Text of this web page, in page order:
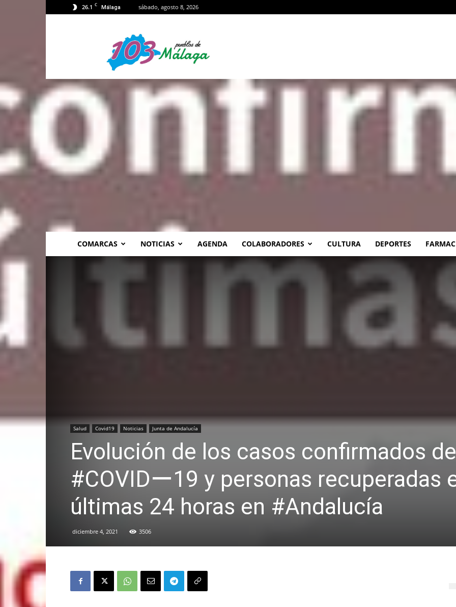
26.1 C Málaga sábado, agosto 8, 2026
Málaga
COMARCAS NOTICIAS AGENDA COLABORADORES CULTURA DEPORTES
Salud Covid19 Noticias Junta de Andalucía
Evolución de los casos confirmados de
#COVIDー19 y personas recuperadas
últimas 24 horas en #Andalucía
diciembre 4, 2021 3506